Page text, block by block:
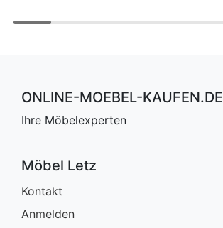
ONLINE-MOEBEL-KAUFEN.DE
Ihre Möbelexperten
Möbel Letz
Kontakt
Anmelden